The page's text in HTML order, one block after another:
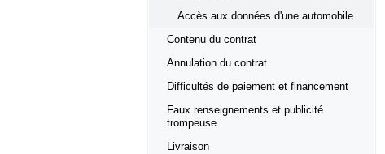
Accès aux données d'une automobile
Contenu du contrat
Annulation du contrat
Difficultés de paiement et financement
Faux renseignements et publicité
trompeuse
Livraison